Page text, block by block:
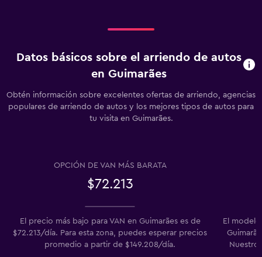
Datos básicos sobre el arriendo de autos
en Guimarães
Obtén información sobre excelentes ofertas de arriendo, agencias
populares de arriendo de autos y los mejores tipos de autos para
tu visita en Guimarães.
OPCIÓN DE VAN MÁS BARATA
$72.213
El precio más bajo para VAN en Guimarães es de
$72.213/día. Para esta zona, puedes esperar precios
promedio a partir de $149.208/día.
El